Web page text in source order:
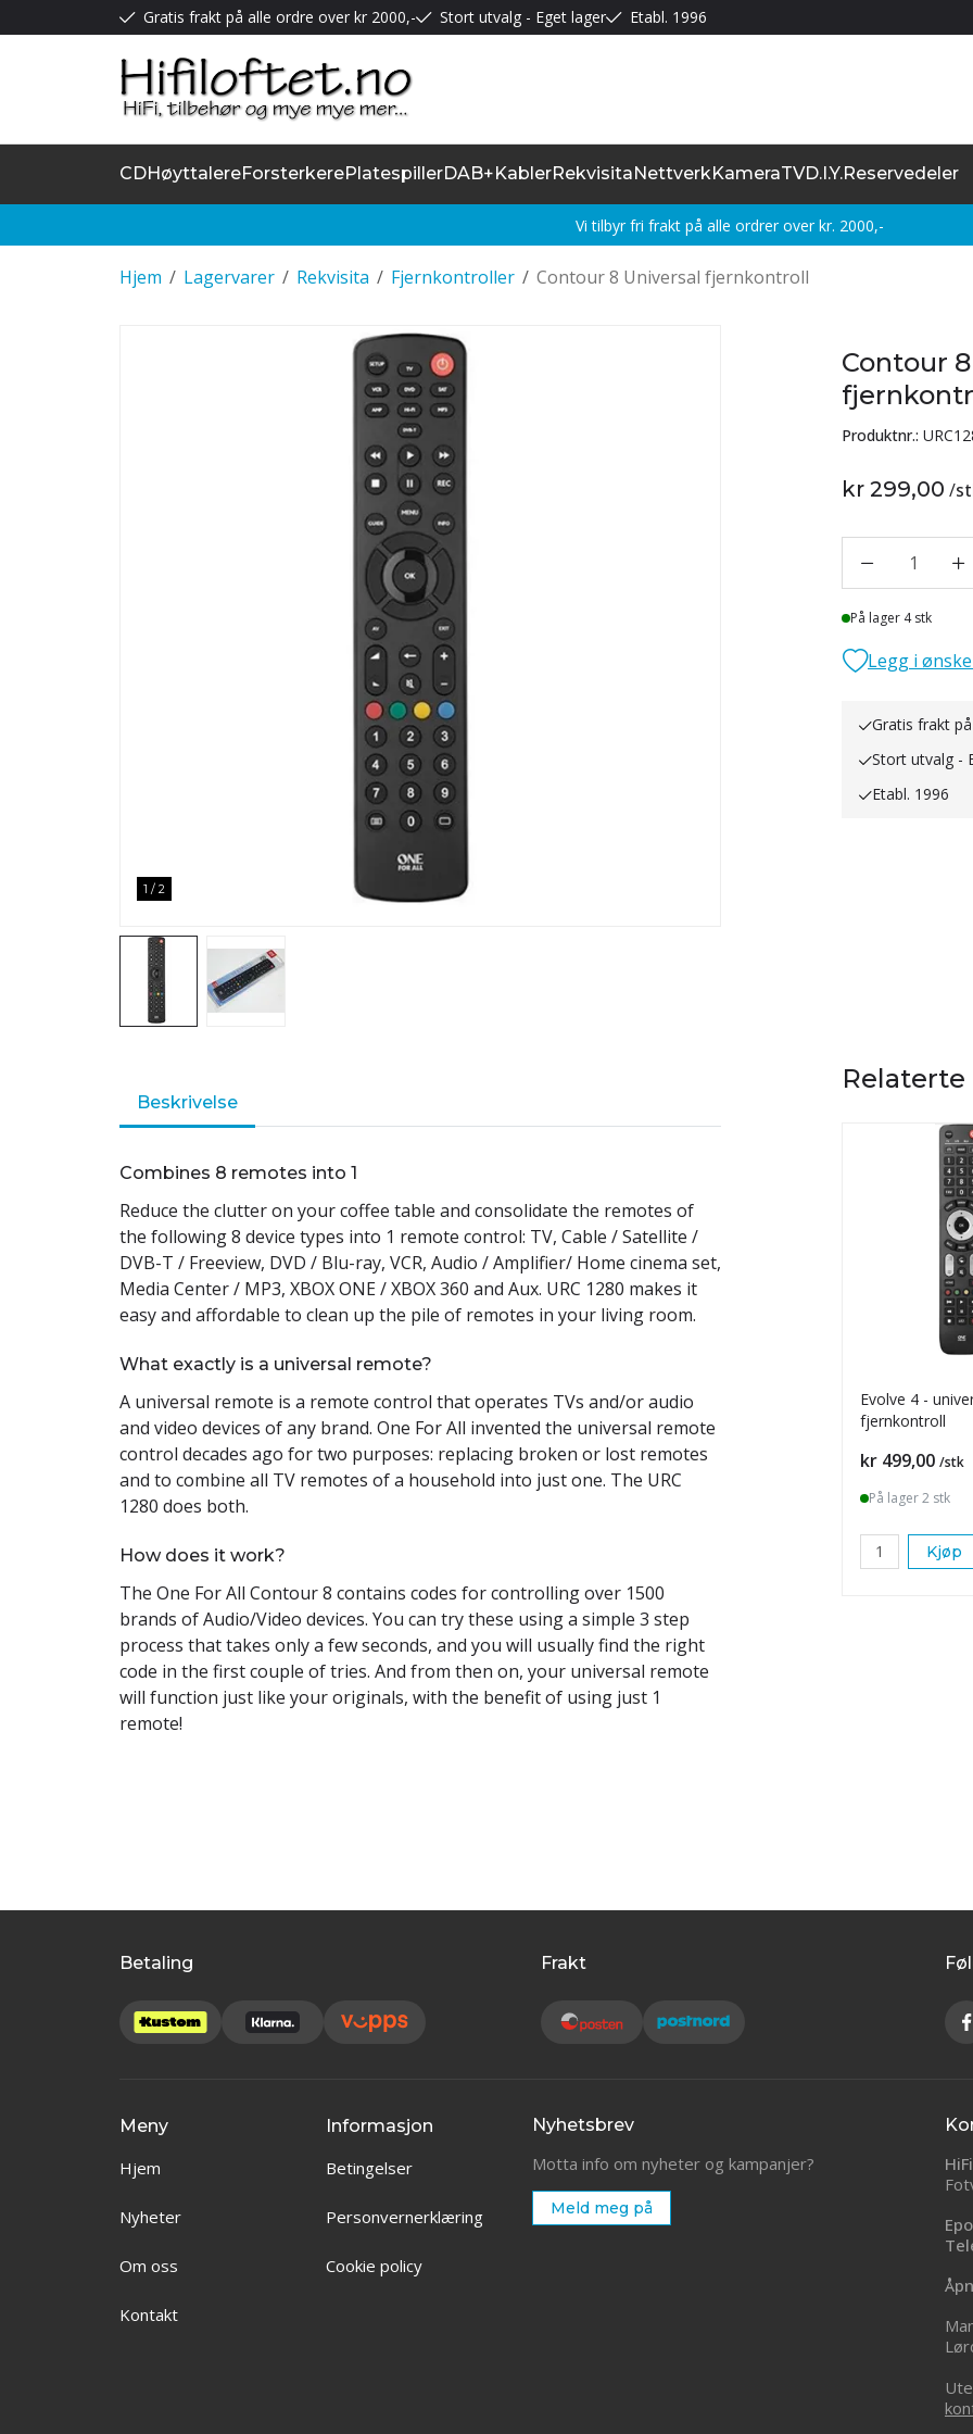
Gratis frakt på alle ordre over kr 2000,- Stort utvalg - Eget lager Etabl. 1996
CDHøyttalereForsterkerePlatespillerDAB+KablerRekvisitaNettverkKameraTVD.I.Y.Reservedeler
Vi tilbyr fri frakt på alle ordrer over kr. 2000,-
/
Hjem /
Lagervarer /
Rekvisita /
Fjernkontroller Contour 8 Universal fjernkontroll
1 / 2
Contour
Produktnr.:
kr 299,00 /
1
Lager
På lager 4 stk
Legg i
Gratis frakt
Stort utvalg -
Etabl. 1996
Beskrivelse
Combines 8 remotes into 1
Reduce the clutter on your coffee table and consolidate the remotes of
the following 8 device types into 1 remote control: TV, Cable / Satellite /
DVB-T / Freeview, DVD / Blu-ray, VCR, Audio / Amplifier/ Home cinema set,
Media Center / MP3, XBOX ONE / XBOX 360 and Aux. URC 1280 makes it
easy and affordable to clean up the pile of remotes in your living room.
What exactly is a universal remote?
A universal remote is a remote control that operates TVs and/or audio
and video devices of any brand. One For All invented the universal remote
control decades ago for two purposes: replacing broken or lost remotes
and to combine all TV remotes of a household into just one. The URC
1280 does both.
How does it work?
The One For All Contour 8 contains codes for controlling over 1500
brands of Audio/Video devices. You can try these using a simple 3 step
process that takes only a few seconds, and you will usually find the right
code in the first couple of tries. And from then on, your universal remote
will function just like your originals, with the benefit of using just 1
remote!
Evolve 4 -
fjernkontroll
Pris
kr 499,00 /stk
På lager 2 stk
Kjøp
Betaling Frakt
Meny
Hjem
Nyheter
Om oss
Kontakt
Informasjon
Betingelser
Personvernerklæring
Cookie policy
Nyhetsbrev
Motta info om nyheter og kampanjer?
Meld meg på